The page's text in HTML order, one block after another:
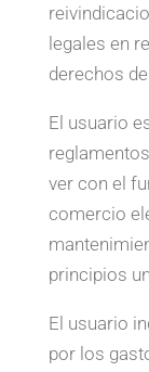
legales en
derechos
El usuario
ver con el
comercio
principios
El usuario
por los